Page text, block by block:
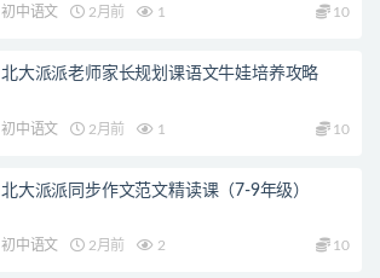
初中语文 2月前 1 10
北大派派老师家长规划课语文牛娃培养攻略
初中语文 2月前 1 10
北大派派同步作文范文精读课（7-9年级）
初中语文 2月前 2 10